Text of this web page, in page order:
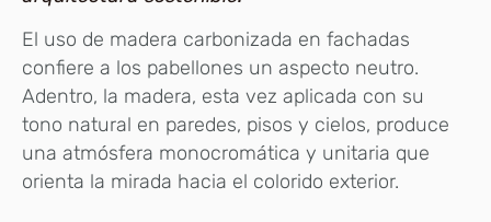
El uso de madera carbonizada en fachadas
confiere a los pabellones un aspecto neutro.
Adentro, la madera, esta vez aplicada con su
tono natural en paredes, pisos y cielos, produce
una atmósfera monocromática y unitaria que
orienta la mirada hacia el colorido exterior.